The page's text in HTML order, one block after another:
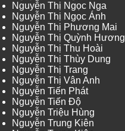
Nguyễn Thị Ngọc Nga
Nguyễn Thị Ngọc Ánh
Nguyễn Thị Phương Mai
Nguyễn Thị Quỳnh Hương
Nguyễn Thị Thu Hoài
Nguyễn Thị Thùy Dung
Nguyễn Thị Trang
Nguyễn Thị Vân Anh
Nguyễn Tiến Phát
Nguyễn Tiến Độ
Nguyễn Triệu Hùng
Nguyễn Trung Kiên